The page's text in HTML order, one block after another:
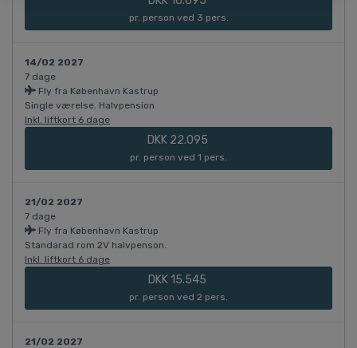
pr. person ved 3 pers.
14/02 2027
7 dage
Fly fra København Kastrup
Single værelse. Halvpension
Inkl. liftkort 6 dage
DKK 22.095
pr. person ved 1 pers.
21/02 2027
7 dage
Fly fra København Kastrup
Standarad rom 2V halvpenson.
Inkl. liftkort 6 dage
DKK 15.545
pr. person ved 2 pers.
21/02 2027